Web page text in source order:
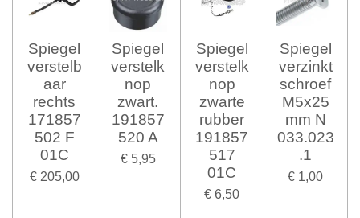
Spiegel
verstelb
aar
rechts
171857
502 F
01C
€ 205,00
Spiegel
verstelk
nop
zwart.
191857
520 A
€ 5,95
Spiegel
verstelk
nop
zwarte
rubber
191857
517
01C
€ 6,50
Spiegel
verzinkt
schroef
M5x25
mm N
033.023
.1
€ 1,00